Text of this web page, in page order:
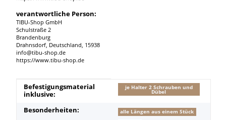
verantwortliche Person:
TIBU-Shop GmbH
Schulstraße 2
Brandenburg
Drahnsdorf, Deutschland, 15938
info@tibu-shop.de
https://www.tibu-shop.de
Produkteigenschaft
Wert
Befestigungsmaterial
inklusive:
je Halter 2 Schrauben und
Dübel
Besonderheiten:
alle Längen aus einem Stück